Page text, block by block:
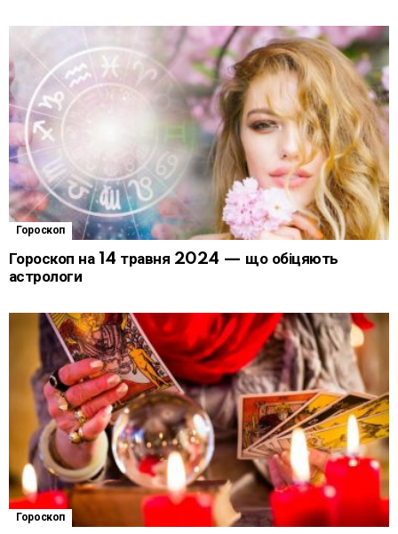
Гороскоп
Гороскоп на 14 травня 2024 — що обіцяють
астрологи
Гороскоп